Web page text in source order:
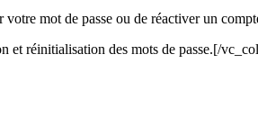
mot de passe ou de réactiver un
et réinitialisation des mots de passe.[/